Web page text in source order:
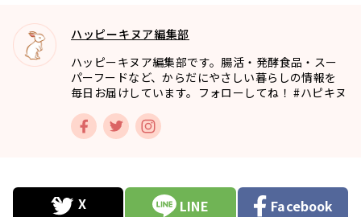
ハッピーキヌア編集部
ハッピーキヌア編集部です。腸活・発酵食品・スー
パーフードなど、からだにやさしい暮らしの情報を
毎日お届けしています。フォローしてね！ #ハピキヌ
LINE Facebook